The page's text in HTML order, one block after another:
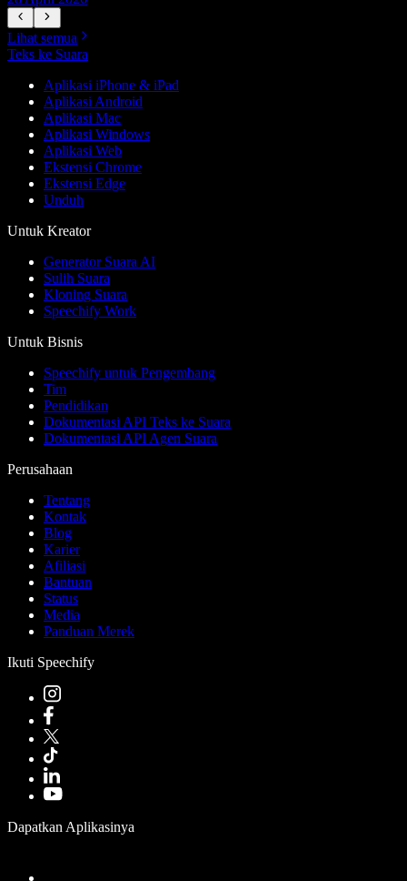
Lihat semua
Teks ke Suara
Aplikasi iPhone & iPad
Aplikasi Android
Aplikasi Mac
Aplikasi Windows
Aplikasi Web
Ekstensi Chrome
Ekstensi Edge
Unduh
Untuk Kreator
Generator Suara AI
Sulih Suara
Kloning Suara
Speechify Work
Untuk Bisnis
Speechify untuk Pengembang
Tim
Pendidikan
Dokumentasi API Teks ke Suara
Dokumentasi API Agen Suara
Perusahaan
Tentang
Kontak
Blog
Karier
Afiliasi
Bantuan
Status
Media
Panduan Merek
Ikuti Speechify
Dapatkan Aplikasinya